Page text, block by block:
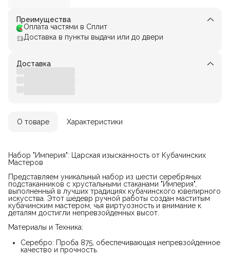
Преимущества
Оплата частями в Сплит
Доставка в пункты выдачи или до двери
Доставка
О товаре Характеристики
Набор "Империя": Царская изысканность от Кубачинских
Мастеров
Представляем уникальный набор из шести серебряных
подстаканников с хрустальными стаканами "Империя",
выполненный в лучших традициях кубачинского ювелирного
искусства. Этот шедевр ручной работы создан маститым
кубачинским мастером, чья виртуозность и внимание к
деталям достигли непревзойденных высот.
Материалы и Техника:
Серебро: Проба 875, обеспечивающая непревзойденное
качество и прочность.